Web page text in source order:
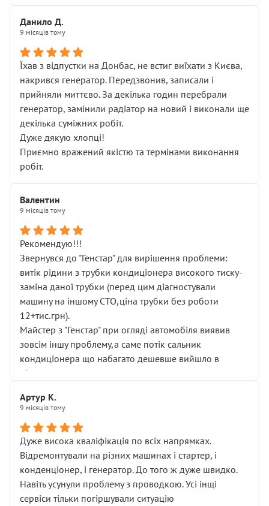
Данило Д.
9 місяців тому
Їхав з відпустки на Донбас, не встиг виїхати з Києва,
накрився генератор. Передзвонив, записали і
прийняли миттєво. За декілька годин перебрали
генератор, замінили радіатор на новий і виконали ще
декілька суміжних робіт.
Дуже дякую хлопці!
Приємно вражений якістю та термінами виконання
робіт.
Валентин
9 місяців тому
Рекомендую!!!
Звернувся до "Генстар" для вирішення проблеми:
витік рідини з трубки кондиціонера високого тиску-
заміна даної трубки (перед цим діагностували
машину на іншому СТО,ціна трубки без роботи
12+тис.грн).
Майстер з "Генстар" при огляді автомобіля виявив
зовсім іншу проблему,а саме потік сальник
кондиціонера що набагато дешевше вийшло в
підсумку.
Артур К.
9 місяців тому
Дуже висока кваліфікація по всіх напрямках.
Відремонтували на різних машинах і стартер, і
конденціонер, і генератор. До того ж дуже швидко.
Навіть усунули проблему з проводкою. Усі інщі
сервіси тільки погіршували ситуацію